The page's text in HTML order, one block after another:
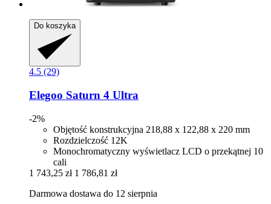
Do koszyka
4.5 (29)
Elegoo Saturn 4 Ultra
-2%
Objętość konstrukcyjna 218,88 x 122,88 x 220 mm
Rozdzielczość 12K
Monochromatyczny wyświetlacz LCD o przekątnej 10
cali
1 743,25 zł 1 786,81 zł
Darmowa dostawa do 12 sierpnia